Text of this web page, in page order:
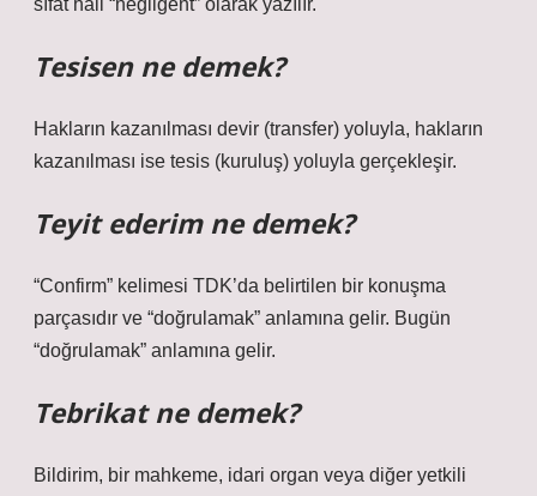
sıfat hali “negligent” olarak yazılır.
Tesisen ne demek?
Hakların kazanılması devir (transfer) yoluyla, hakların
kazanılması ise tesis (kuruluş) yoluyla gerçekleşir.
Teyit ederim ne demek?
“Confirm” kelimesi TDK’da belirtilen bir konuşma
parçasıdır ve “doğrulamak” anlamına gelir. Bugün
“doğrulamak” anlamına gelir.
Tebrikat ne demek?
Bildirim, bir mahkeme, idari organ veya diğer yetkili